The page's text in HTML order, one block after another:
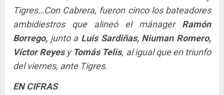
Tigres…Con Cabrera, fueron cinco los bateadores
ambidiestros que alineó el mánager Ramón
Borrego, junto a Luis Sardiñas, Niuman Romero,
Víctor Reyesy Tomás Telis, al igual que en triunfo
del viernes, ante Tigres.
EN CIFRAS